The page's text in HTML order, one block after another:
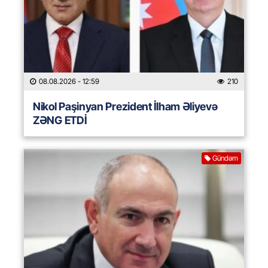
08.08.2026 - 12:59 210
Nikol Paşinyan Prezident İlham Əliyevə
ZƏNG ETDİ
Gündəm